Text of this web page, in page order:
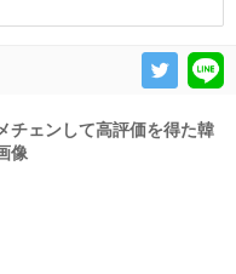
チェンして高評価を得た韓
像